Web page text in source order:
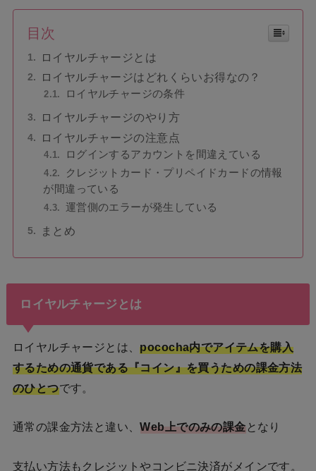
目次
ロイヤルチャージとは
ロイヤルチャージはどれくらいお得なの？
ロイヤルチャージの条件
ロイヤルチャージのやり方
ロイヤルチャージの注意点
ログインするアカウントを間違えている
クレジットカード・プリペイドカードの情報
が間違っている
運営側のエラーが発生している
まとめ
ロイヤルチャージとは
ロイヤルチャージとは、pococha内でアイテムを購入
するための通貨である『コイン』を買うための課金方法
のひとつです。
通常の課金方法と違い、Web上でのみの課金 となり
支払い方法もクレジットやコンビニ決済がメインです。